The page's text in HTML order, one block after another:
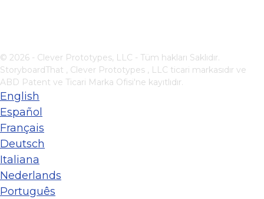
© 2026 - Clever Prototypes, LLC - Tüm hakları Saklıdır.
StoryboardThat , Clever Prototypes , LLC ticari markasıdır ve
ABD Patent ve Ticari Marka Ofisi'ne kayıtlıdır.
English
Español
Français
Deutsch
Italiana
Nederlands
Português